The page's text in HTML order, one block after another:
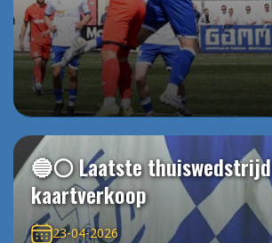
🔵⚪️ Laatste thuiswedstrijd
kaartverkoop
23-04-2026